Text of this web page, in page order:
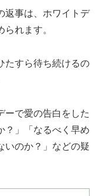
返事は、ホワイトデ
れます。
たすら待ち続けるの
ーで愛の告白をした
？」「なるべく早め
いのか？」などの疑